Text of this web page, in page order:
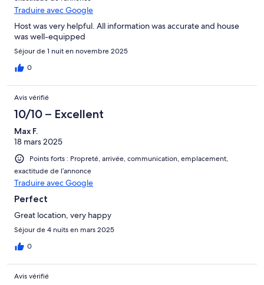
Traduire avec Google
Host was very helpful. All information was accurate and house
was well-equipped
Séjour de 1 nuit en novembre 2025
0
Avis vérifié
10/10 – Excellent
Max F.
18 mars 2025
Points forts : Propreté, arrivée, communication, emplacement,
exactitude de l’annonce
Traduire avec Google
Perfect
Great location, very happy
Séjour de 4 nuits en mars 2025
0
Avis vérifié